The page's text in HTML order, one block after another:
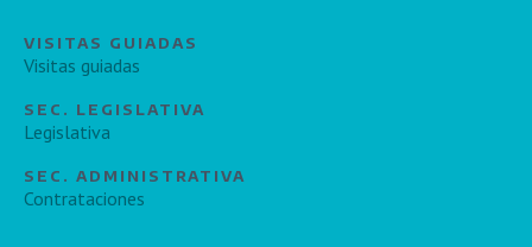
VISITAS GUIADAS
Visitas guiadas
SEC. LEGISLATIVA
Legislativa
SEC. ADMINISTRATIVA
Contrataciones